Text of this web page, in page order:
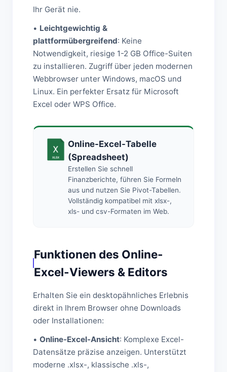
Ihr Gerät nie.
• Leichtgewichtig &
plattformübergreifend: Keine
Notwendigkeit, riesige 1-2 GB Office-Suiten
zu installieren. Zugriff über jeden modernen
Webbrowser unter Windows, macOS und
Linux. Ein perfekter Ersatz für Microsoft
Excel oder WPS Office.
Online-Excel-Tabelle
(Spreadsheet)
Erstellen Sie schnell
Finanzberichte, führen Sie Formeln
aus und nutzen Sie Pivot-Tabellen.
Vollständig kompatibel mit xlsx-,
xls- und csv-Formaten im Web.
Funktionen des Online-
Excel-Viewers & Editors
Erhalten Sie ein desktopähnliches Erlebnis
direkt in Ihrem Browser ohne Downloads
oder Installationen:
• Online-Excel-Ansicht: Komplexe Excel-
Datensätze präzise anzeigen. Unterstützt
moderne .xlsx-, klassische .xls-,